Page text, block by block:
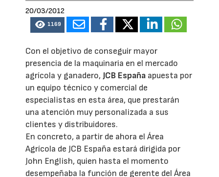
20/03/2012
1169
Con el objetivo de conseguir mayor
presencia de la maquinaria en el mercado
agrícola y ganadero,JCB España apuesta por
un equipo técnico y comercial de
especialistas en esta área, que prestarán
una atención muy personalizada a sus
clientes y distribuidores.
En concreto, a partir de ahora el Área
Agrícola de JCB España estará dirigida por
John English, quien hasta el momento
desempeñaba la función de gerente del Área